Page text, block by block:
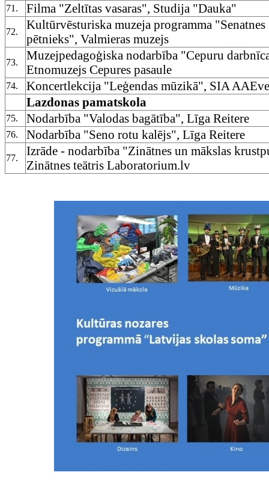
71. Filma "Zeltītas vasaras", Studija "Dauka"
72.
Kultūrvēsturiska muzeja programma "Senatnes
pētnieks", Valmieras muzejs
73.
Muzejpedagoģiska nodarbība "Cepuru
Etnomuzejs Cepures pasaule
74.
Koncertlekcija "Leģendas mūzikā", SIA
Lazdonas pamatskola
75. Nodarbība "Valodas bagātība", Līga Reitere
76. Nodarbība "Seno rotu kalējs", Līga Reitere
77.
Izrāde - nodarbība "Zinātnes un mākslas
Zinātnes teātris Laboratorium.lv